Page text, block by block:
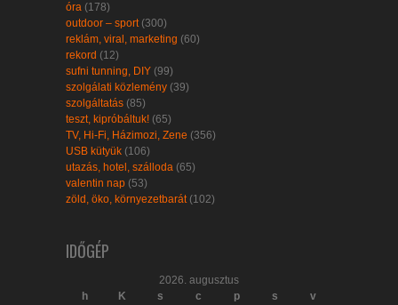
óra (178)
outdoor – sport(300)
reklám, viral, marketing (60)
rekord (12)
sufni tunning, DIY (99)
szolgálati közlemény (39)
szolgáltatás (85)
teszt, kipróbáltuk! (65)
TV, Hi-Fi, Házimozi, Zene (356)
USB kütyük (106)
utazás, hotel, szálloda (65)
valentin nap (53)
zöld, öko, környezetbarát(102)
IDŐGÉP
2026. augusztus
h
K s c p s
v